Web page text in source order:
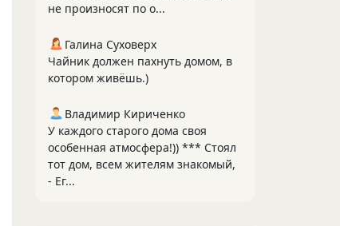
не произносят по о...
Галина Суховерх
Чайник должен пахнуть домом, в
котором живёшь.)
Владимир Кириченко
У каждого старого дома своя
особенная атмосфера!)) *** Стоял
тот дом, всем жителям знакомый,
- Ег...